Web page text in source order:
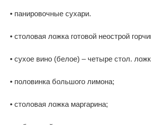
• панировочные сухари.
• столовая ложка готовой неострой
• сухое вино (белое) – четыре стол.
• половинка большого лимона;
• столовая ложка маргарина;